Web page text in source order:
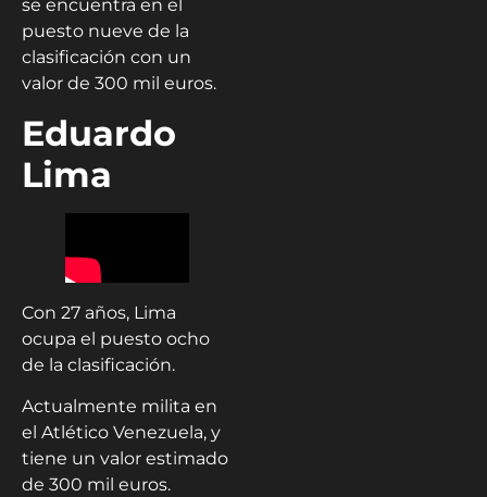
se encuentra en el
puesto nueve de la
clasificación con un
valor de 300 mil euros.
Eduardo
Lima
Con 27 años, Lima
ocupa el puesto ocho
de la clasificación.
Actualmente milita en
el Atlético Venezuela, y
tiene un valor estimado
de 300 mil euros.